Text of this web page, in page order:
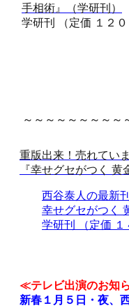
手相術』（学研刊）
学研刊 （定価 １２０
～～～～～～～～～
重版出来！売れてい
『幸せグセがつく 黄
西谷泰人の最新刊
幸せグセがつく
学研刊 （定価 １
≪テレビ出演のお知
新春１月５日・夜、